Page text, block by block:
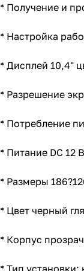
* Получение и
* Настройка
* Дисплей 10,4"
* Разрешение
* Потребление
* Питание DC 12
* Размеры
* Цвет черный
* Корпус